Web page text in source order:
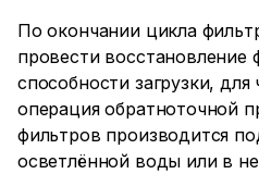
По окончании цикла
провести
способности загрузки, для
операция обратноточной
фильтров производится
осветлённой воды или в